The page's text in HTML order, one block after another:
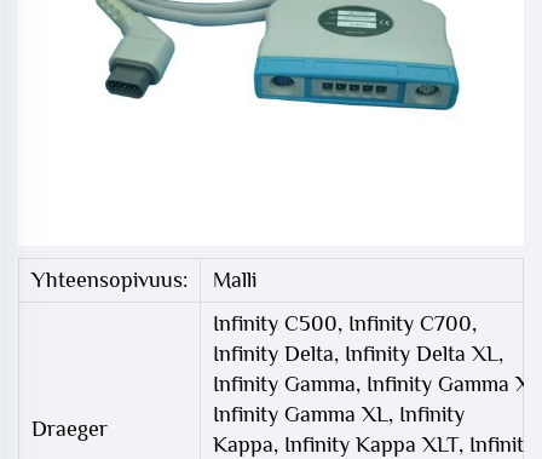
Yhteensopivuus: Malli
Draeger
Infinity C500, Infinity C700,
Infinity Delta, Infinity Delta XL,
Infinity Gamma, Infinity Gamma X,
Infinity Gamma XL, Infinity
Kappa, Infinity Kappa XLT, Infinity